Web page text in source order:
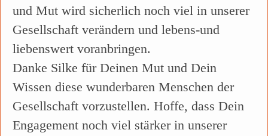
und Mut wird sicherlich noch viel in unserer
Gesellschaft verändern und lebens-und
liebenswert voranbringen.
Danke Silke für Deinen Mut und Dein
Wissen diese wunderbaren Menschen der
Gesellschaft vorzustellen. Hoffe, dass Dein
Engagement noch viel stärker in unserer